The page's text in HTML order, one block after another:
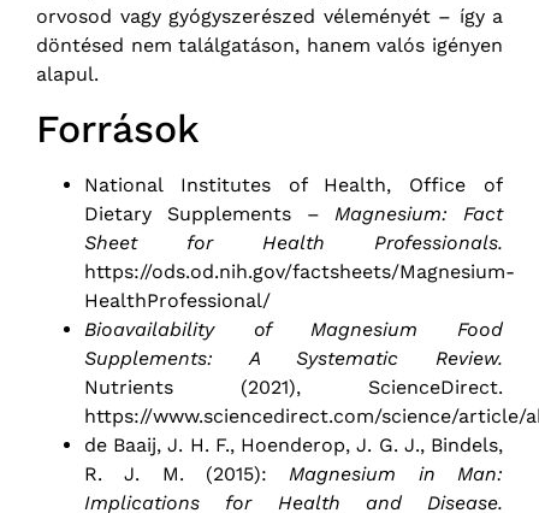
orvosod vagy gyógyszerészed véleményét – így a
döntésed nem találgatáson, hanem valós igényen
alapul.
Források
National Institutes of Health, Office of
Dietary Supplements –Magnesium: Fact
Sheet for Health Professionals.
https://ods.od.nih.gov/factsheets/Magnesium-
HealthProfessional/
Bioavailability of Magnesium Food
Supplements: A Systematic Review.
Nutrients (2021), ScienceDirect.
https://www.sciencedirect.com/science/article/
de Baaij, J. H. F., Hoenderop, J. G. J., Bindels,
R. J. M. (2015):Magnesium in Man:
Implications for Health and Disease.